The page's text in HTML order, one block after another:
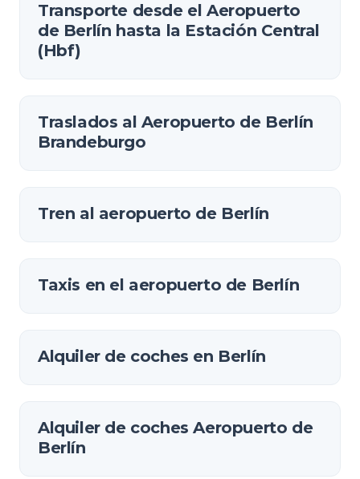
Transporte desde el Aeropuerto
de Berlín hasta la Estación Central
(Hbf)
Traslados al Aeropuerto de Berlín
Brandeburgo
Tren al aeropuerto de Berlín
Taxis en el aeropuerto de Berlín
Alquiler de coches en Berlín
Alquiler de coches Aeropuerto de
Berlín